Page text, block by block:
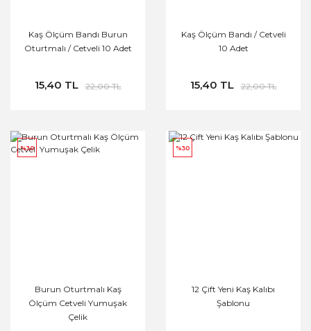
Kaş Ölçüm Bandı Burun
Oturtmalı / Cetveli 10 Adet
15,40 TL 22,00 TL
Kaş Ölçüm Bandı / Cetveli
10 Adet
15,40 TL 22,00 TL
%30
Burun Oturtmalı Kaş
Ölçüm Cetveli Yumuşak
Çelik
%30
12 Çift Yeni Kaş Kalıbı
Şablonu